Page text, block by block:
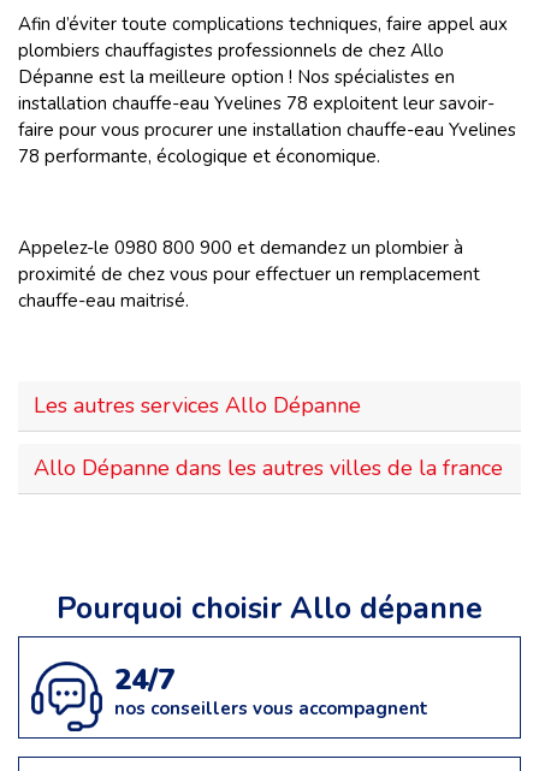
Afin d’éviter toute complications techniques, faire appel aux
plombiers chauffagistes professionnels de chez Allo
Dépanne est la meilleure option ! Nos spécialistes en
installation chauffe-eau Yvelines 78 exploitent leur savoir-
faire pour vous procurer une installation chauffe-eau Yvelines
78 performante, écologique et économique.
Appelez-le 0980 800 900 et demandez un plombier à
proximité de chez vous pour effectuer un remplacement
chauffe-eau maitrisé.
Les autres services Allo Dépanne
Allo Dépanne dans les autres villes de la france
Pourquoi choisir Allo dépanne
24/7
nos conseillers vous accompagnent